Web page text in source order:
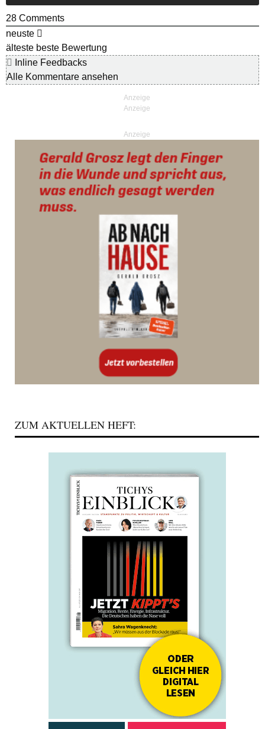
28 Comments
neuste
älteste beste Bewertung
Inline Feedbacks
Alle Kommentare ansehen
Anzeige
ZUM AKTUELLEN HEFT: